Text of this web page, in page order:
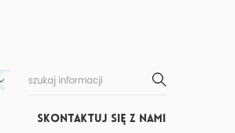
SKONTAKTUJ SIĘ Z NAMI